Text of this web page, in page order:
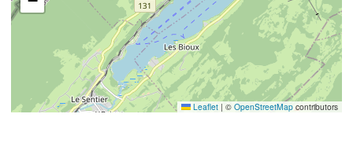
Leaflet | ©OpenStreetMap contributors